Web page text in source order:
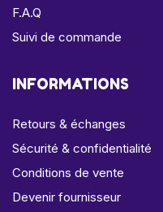
F.A.Q
Suivi de commande
INFORMATIONS
Retours & échanges
Sécurité & confidentialité
Conditions de vente
Devenir fournisseur